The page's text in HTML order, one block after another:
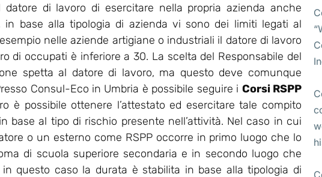
datore di lavoro di esercitare nella propria azienda anche
base alla tipologia di azienda vi sono dei limiti legati al
nelle aziende artigiane o industriali il datore di lavoro
di occupati è inferiore a 30. La scelta del Responsabile del
spetta al datore di lavoro, ma questo deve comunque
Consul-Eco in Umbria è possibile seguire i Corsi RSPP
è possibile ottenere l’attestato ed esercitare tale compito
base al tipo di rischio presente nell’attività. Nel caso in cui
o un esterno come RSPP occorre in primo luogo che lo
di scuola superiore secondaria e in secondo luogo che
questo caso la durata è stabilita in base alla tipologia di